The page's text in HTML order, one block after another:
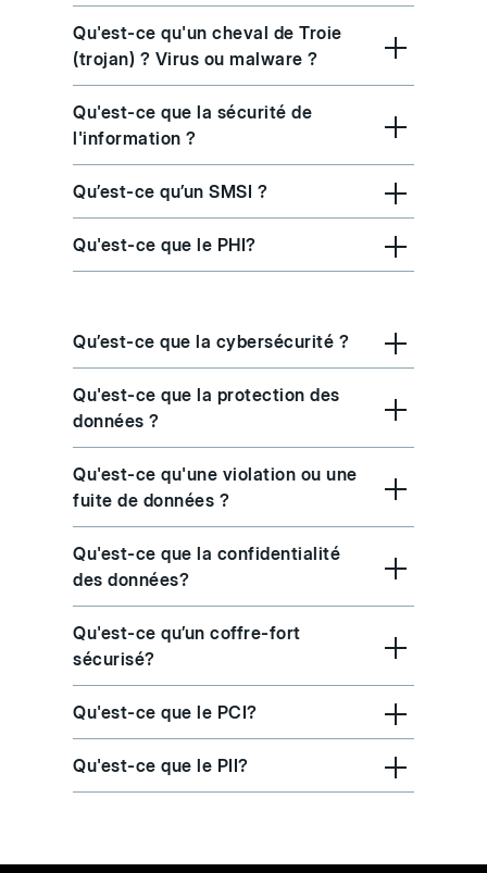
Qu'est-ce qu'un cheval de Troie
(trojan) ? Virus ou malware ?
Qu'est-ce que la sécurité de
l'information ?
Qu’est-ce qu’un SMSI ?
Qu'est-ce que le PHI?
Qu’est-ce que la cybersécurité ?
Qu'est-ce que la protection des
données ?
Qu'est-ce qu'une violation ou une
fuite de données ?
Qu'est-ce que la confidentialité
des données?
Qu'est-ce qu’un coffre-fort
sécurisé?
Qu'est-ce que le PCI?
Qu'est-ce que le PII?